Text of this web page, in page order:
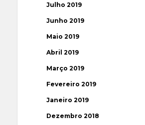
Julho 2019
Junho 2019
Maio 2019
Abril 2019
Março 2019
Fevereiro 2019
Janeiro 2019
Dezembro 2018